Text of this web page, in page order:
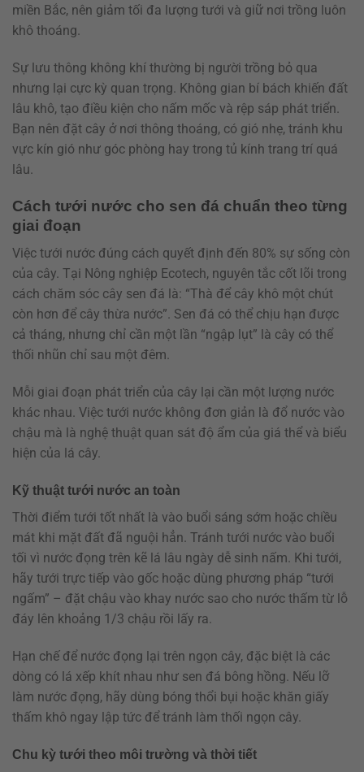
miền Bắc, nên giảm tối đa lượng tưới và giữ nơi trồng luôn
khô thoáng.
Sự lưu thông không khí thường bị người trồng bỏ qua
nhưng lại cực kỳ quan trọng. Không gian bí bách khiến đất
lâu khô, tạo điều kiện cho nấm mốc và rệp sáp phát triển.
Bạn nên đặt cây ở nơi thông thoáng, có gió nhẹ, tránh khu
vực kín gió như góc phòng hay trong tủ kính trang trí quá
lâu.
Cách tưới nước cho sen đá chuẩn theo từng
giai đoạn
Việc tưới nước đúng cách quyết định đến 80% sự sống còn
của cây. Tại Nông nghiệp Ecotech, nguyên tắc cốt lõi trong
cách chăm sóc cây sen đá là: “Thà để cây khô một chút
còn hơn để cây thừa nước”. Sen đá có thể chịu hạn được
cả tháng, nhưng chỉ cần một lần “ngập lụt” là cây có thể
thối nhũn chỉ sau một đêm.
Mỗi giai đoạn phát triển của cây lại cần một lượng nước
khác nhau. Việc tưới nước không đơn giản là đổ nước vào
chậu mà là nghệ thuật quan sát độ ẩm của giá thể và biểu
hiện của lá cây.
Kỹ thuật tưới nước an toàn
Thời điểm tưới tốt nhất là vào buổi sáng sớm hoặc chiều
mát khi mặt đất đã nguội hẳn. Tránh tưới nước vào buổi
tối vì nước đọng trên kẽ lá lâu ngày dễ sinh nấm. Khi tưới,
hãy tưới trực tiếp vào gốc hoặc dùng phương pháp “tưới
ngấm” – đặt chậu vào khay nước sao cho nước thấm từ lỗ
đáy lên khoảng 1/3 chậu rồi lấy ra.
Hạn chế để nước đọng lại trên ngọn cây, đặc biệt là các
dòng có lá xếp khít nhau như sen đá bông hồng. Nếu lỡ
làm nước đọng, hãy dùng bóng thổi bụi hoặc khăn giấy
thấm khô ngay lập tức để tránh làm thối ngọn cây.
Chu kỳ tưới theo môi trường và thời tiết